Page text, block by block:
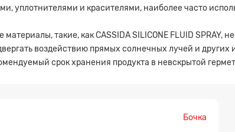
уплотнителями и красителями, наиболее часто
такие, как CASSIDA SILICONE FLUID
воздействию прямых солнечных лучей и
срок хранения продукта в невскрытой
Бочка